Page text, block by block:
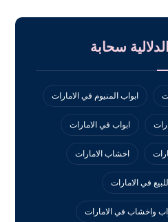
سحابة
ابواب المنيوم في الامارات
ابواب في الامارات
اخشاب الامارات
في الامارات
واخشاب في الامارات